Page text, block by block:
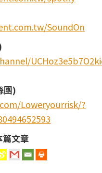
SoundOn
團)
Loweryourrisk/?
篇文章